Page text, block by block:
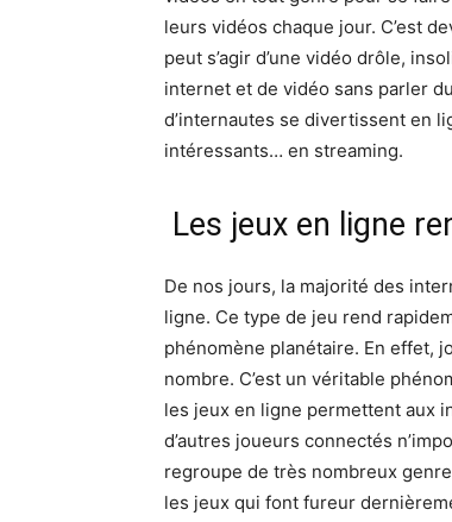
leurs vidéos chaque jour. C’est
peut s’agir d’une vidéo drôle,
internet et de vidéo sans parler
d’internautes se divertissent en
intéressants… en streaming.
Les jeux en ligne
De nos jours, la majorité des
ligne. Ce type de jeu rend
phénomène planétaire. En effet,
nombre. C’est un véritable
les jeux en ligne permettent aux
d’autres joueurs connectés
regroupe de très nombreux
les jeux qui font fureur